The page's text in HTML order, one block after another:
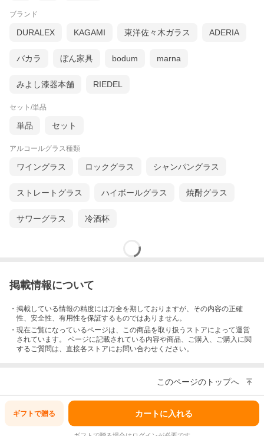
素材
耐熱
マイナス30度〜120度 インドア・アウトドア兼用
ラスの特徴
すいので高齢者、子どもも使いやすい。
・食器洗浄機対応。【電子レンジは不可】
て
ブランド
DURALEX KAGAMI 東洋佐々木ガラス ADERIA
バカラ ぼん家具 bodum marna
みよし漆器本舗 RIEDEL
セット/単品
単品 セット
アルコールグラス種類
ワイングラス ロックグラス シャンパングラス
ストレートグラス ハイボールグラス 焼酎グラス
サワーグラス 冷酒杯
掲載情報について
・掲載している情報の精度には万全を期しておりますが、その内容の正確
性、安全性、有用性を保証するものではありません。
・現在ご覧になっているページは、この商品を取り扱うストアによって運営
されています。 ページに記載されている内容や商品、ご購入 、ご購入に関
するご質問は、直接各ストアにお問い合わせください。
このページのトップへ
ギフトで贈る カートに入れる